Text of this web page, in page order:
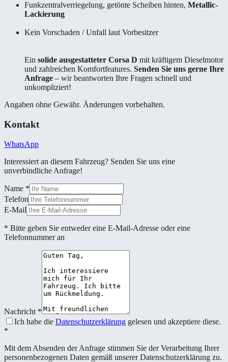
Funkzentralverriegelung, getönte Scheiben hinten, Metallic-
Lackierung
Kein Vorschaden / Unfall laut Vorbesitzer
Ein solide ausgestatteter Corsa D mit kräftigem Dieselmotor
und zahlreichen Komfortfeatures. Senden Sie uns gerne Ihre
Anfrage – wir beantworten Ihre Fragen schnell und
unkompliziert!
Angaben ohne Gewähr. Änderungen vorbehalten.
Kontakt
WhatsApp
Interessiert an diesem Fahrzeug? Senden Sie uns eine
unverbindliche Anfrage!
Name *
Telefon
E-Mail
* Bitte geben Sie entweder eine E-Mail-Adresse oder eine
Telefonnummer an
Nachricht *
Ich habe die Datenschutzerklärung gelesen und akzeptiere diese.
*
Mit dem Absenden der Anfrage stimmen Sie der Verarbeitung Ihrer
personenbezogenen Daten gemäß unserer Datenschutzerklärung zu.